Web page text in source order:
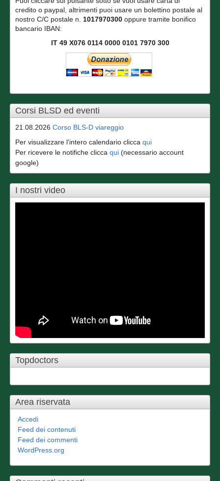
credito o paypal, altrimenti puoi usare un bolettino postale al
nostro C/C postale n. 1017970300 oppure tramite bonifico
bancario IBAN:
IT 49 X076 0114 0000 0101 7970 300
Corsi BLSD ed eventi
21.08.2026 Corso BLS-D viareggio
Per visualizzare l'intero calendario clicca qui
Per ricevere le notifiche clicca qui (necessario account
google)
I nostri video
Topdoctors
Area riservata
Accedi
Feed dei contenuti
Feed dei commenti
WordPress.org